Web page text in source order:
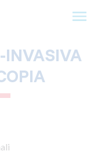
INVASIVA